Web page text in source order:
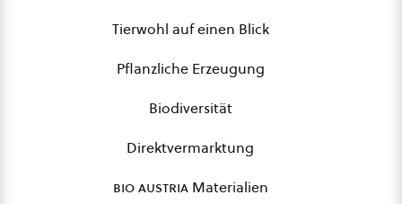
Tierwohl auf einen Blick
Pflanzliche Erzeugung
Biodiversität
Direktvermarktung
bio austriaMaterialien